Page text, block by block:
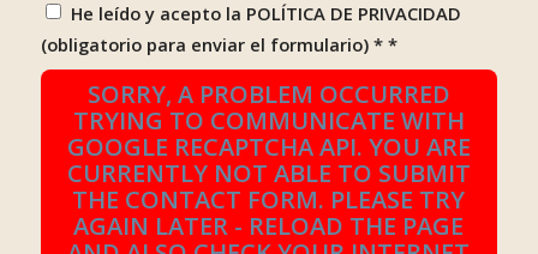
He leído y acepto la POLÍTICA DE PRIVACIDAD
(obligatorio para enviar el formulario) * *
SORRY, A PROBLEM OCCURRED
TRYING TO COMMUNICATE WITH
GOOGLE RECAPTCHA API. YOU ARE
CURRENTLY NOT ABLE TO SUBMIT
THE CONTACT FORM. PLEASE TRY
AGAIN LATER - RELOAD THE PAGE